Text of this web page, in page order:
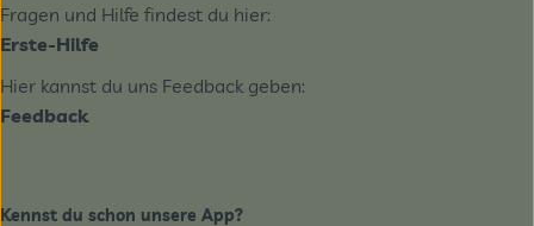
Fragen und Hilfe findest du hier:
Erste-Hilfe
Hier kannst du uns Feedback geben:
Feedback
Kennst du schon unsere App?